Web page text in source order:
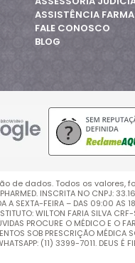
ASSISTÊNCIA
FALE CONOSCO
BLOG
de dados. Todos os valores,
INSCRITA NO CNPJ:
A SEXTA-FEIRA – DAS 09:00 AS
WILTON FARIA SILVA
PROCURE O MÉDICO E O
SOB PRESCRIÇÃO MÉDICA
(11) 3399-7011. DEUS É